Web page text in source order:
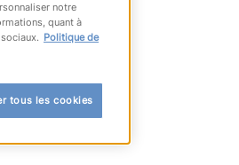
notre
quant à
Politique de
tous les cookies